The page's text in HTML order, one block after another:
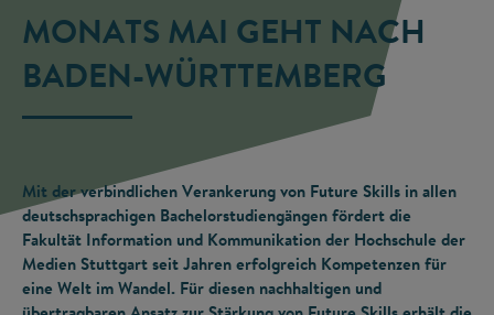
MONATS MAI GEHT NACH
BADEN-WÜRTTEMBERG
Mit der verbindlichen Verankerung von Future Skills in allen
deutschsprachigen Bachelorstudiengängen fördert die
Fakultät Information und Kommunikation der Hochschule der
Medien Stuttgart seit Jahren erfolgreich Kompetenzen für
eine Welt im Wandel. Für diesen nachhaltigen und